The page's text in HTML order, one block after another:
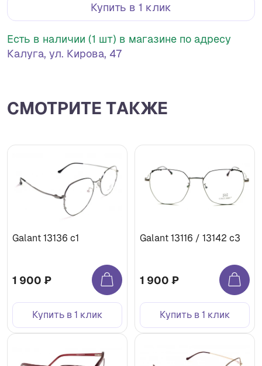
Купить в 1 клик
Есть в наличии (1 шт) в магазине по адресу
Калуга, ул. Кирова, 47
СМОТРИТЕ ТАКЖЕ
Galant 13136 с1
1 900 ₽
Купить в 1 клик
Galant 13116 / 13142 с3
1 900 ₽
Купить в 1 клик